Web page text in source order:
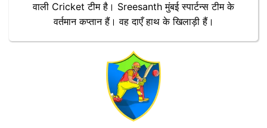
वाली Cricket टीम है। Sreesanth मुंबई स्पार्टन्स टीम के
वर्तमान कप्तान हैं। वह दाएँ हाथ के खिलाड़ी हैं।